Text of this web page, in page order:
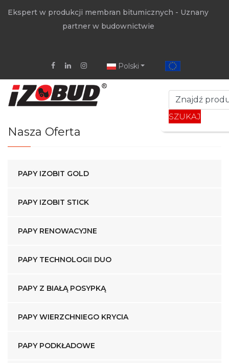
Ekspert w produkcji membran bitumicznych - Uznany
partner w budownictwie
Polski
Nasza Oferta
PAPY IZOBIT GOLD
PAPY IZOBIT STICK
PAPY RENOWACYJNE
PAPY TECHNOLOGII DUO
PAPY Z BIAŁĄ POSYPKĄ
PAPY WIERZCHNIEGO KRYCIA
PAPY PODKŁADOWE
SZUKAJ